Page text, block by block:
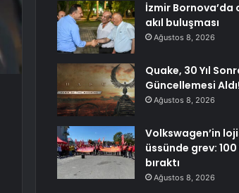
İzmir Bornova’da
akıl buluşması
Ağustos 8, 2026
Quake, 30 Yıl
Güncellemesi Aldı!
Ağustos 8, 2026
Volkswagen’in
üssünde grev:
bıraktı
Ağustos 8, 2026